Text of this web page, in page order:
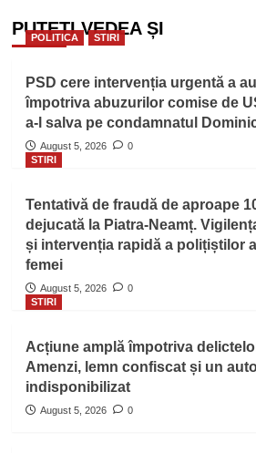
PUTEȚI VEDEA ȘI
POLITICA STIRI
PSD cere intervenția urgentă a
împotriva abuzurilor comise de
a-l salva pe condamnatul
August 5, 2026
0
STIRI
Tentativă de fraudă de aproape
dejucată la Piatra-Neamț.
și intervenția rapidă a polițiștilor
femei
August 5, 2026
0
STIRI
Acțiune amplă împotriva
Amenzi, lemn confiscat și un
indisponibilizat
August 5, 2026 0